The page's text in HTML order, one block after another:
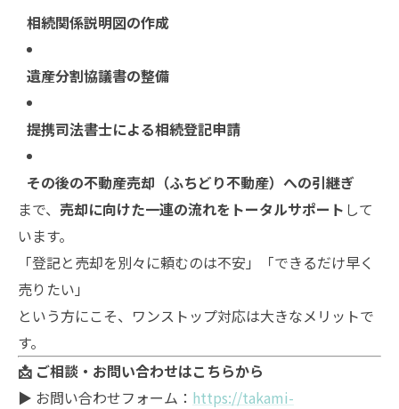
相続関係説明図の作成
遺産分割協議書の整備
提携司法書士による相続登記申請
その後の不動産売却（ふちどり不動産）への引継ぎ
まで、 売却に向けた一連の流れをトータルサポート して
います。
「登記と売却を別々に頼むのは不安」「できるだけ早く
売りたい」
という方にこそ、ワンストップ対応は大きなメリットで
す。
📩 ご相談・お問い合わせはこちらから
▶ お問い合わせフォーム： https://takami-